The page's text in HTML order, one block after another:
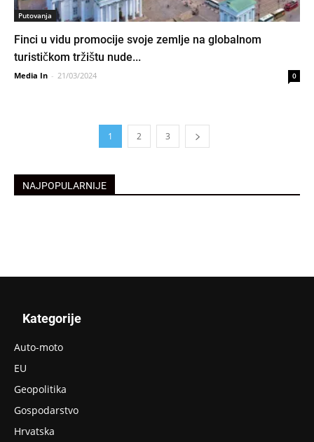
Putovanja
Finci u vidu promocije svoje zemlje na globalnom
turističkom tržištu nude...
Media In - 21/03/2024 0
1 2 3
NAJPOPULARNIJE
Kategorije
Auto-moto
EU
Geopolitika
Gospodarstvo
Hrvatska